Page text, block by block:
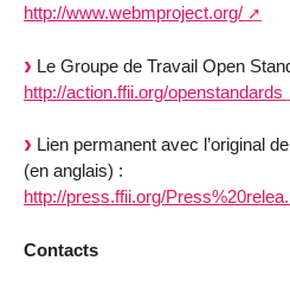
http://www.webmproject.org/
Le Groupe de Travail Open
http://action.ffii.org/openstandards
Lien permanent avec l’original
(en anglais) :
http://press.ffii.org/
Contacts